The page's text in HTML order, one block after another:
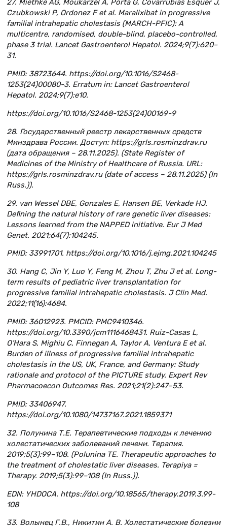
27. Miethke AG, Moukarzel A, Porta G, Covarrubias Esquer J,
Czubkowski P, Ordonez F et al. Maralixibat in progressive
familial intrahepatic cholestasis (MARCH-PFIC): A
multicentre, randomised, double-blind, placebo-controlled,
phase 3 trial. Lancet Gastroenterol Hepatol. 2024;9(7):620–
31.
PMID: 38723644. https://doi.org/10.1016/S2468-
1253(24)00080-3. Erratum in: Lancet Gastroenterol
Hepatol. 2024;9(7):e10.
https://doi.org/10.1016/S2468-1253(24)00169-9
28. Государственный реестр лекарственных средств
Минздрава России. Доступ: https://grls.rosminzdrav.ru
(дата обращения – 28.11.2025). (State Register of
Medicines of the Ministry of Healthcare of Russia. URL:
https://grls.rosminzdrav.ru (date of access – 28.11.2025) (In
Russ.)).
29. van Wessel DBE, Gonzales E, Hansen BE, Verkade HJ.
Defining the natural history of rare genetic liver diseases:
Lessons learned from the NAPPED initiative. Eur J Med
Genet. 2021;64(7):104245.
PMID: 33991701. https://doi.org/10.1016/j.ejmg.2021.104245
30. Hang C, Jin Y, Luo Y, Feng M, Zhou T, Zhu J et al. Long-
term results of pediatric liver transplantation for
progressive familial intrahepatic cholestasis. J Clin Med.
2022;11(16):4684.
PMID: 36012923. PMCID: PMC9410346.
https://doi.org/10.3390/jcm1116468431. Ruiz-Casas L,
O’Hara S, Mighiu C, Finnegan A, Taylor A, Ventura E et al.
Burden of illness of progressive familial intrahepatic
cholestasis in the US, UK, France, and Germany: Study
rationale and protocol of the PICTURE study. Expert Rev
Pharmacoecon Outcomes Res. 2021;21(2):247–53.
PMID: 33406947.
https://doi.org/10.1080/14737167.2021.1859371
32. Полунина Т.Е. Терапевтические подходы к лечению
холестатических заболеваний печени. Терапия.
2019;5(3):99–108. (Polunina TE. Therapeutic approaches to
the treatment of cholestatic liver diseases. Terapiya =
Therapy. 2019;5(3):99–108 (In Russ.)).
EDN: YHDOCA. https://doi.org/10.18565/therapy.2019.3.99-
108
33. Волынец Г.В., Никитин А. В. Холестатические болезни